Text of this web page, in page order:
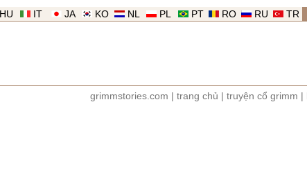
TR
RU
RO
PT
PL
NL
KO
JA
IT
HU
grimmstories.com trang chủ truyện cổ grimm